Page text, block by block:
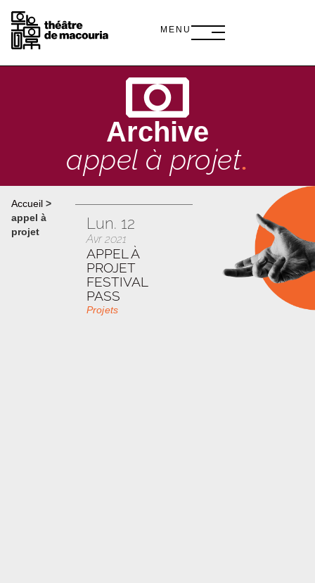
MENU
Archive
appel à projet.
Accueil >
appel à
projet
Lun. 12
Avr 2021
APPEL À
PROJET
FESTIVAL
PASS
Projets